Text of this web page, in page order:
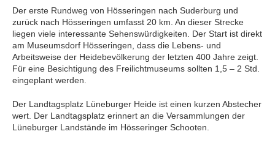
Der erste Rundweg von Hösseringen nach Suderburg und
zurück nach Hösseringen umfasst 20 km. An dieser Strecke
liegen viele interessante Sehenswürdigkeiten. Der Start ist direkt
am Museumsdorf Hösseringen, dass die Lebens- und
Arbeitsweise der Heidebevölkerung der letzten 400 Jahre zeigt.
Für eine Besichtigung des Freilichtmuseums sollten 1,5 – 2 Std.
eingeplant werden.
Der Landtagsplatz Lüneburger Heide ist einen kurzen Abstecher
wert. Der Landtagsplatz erinnert an die Versammlungen der
Lüneburger Landstände im Hösseringer Schooten.